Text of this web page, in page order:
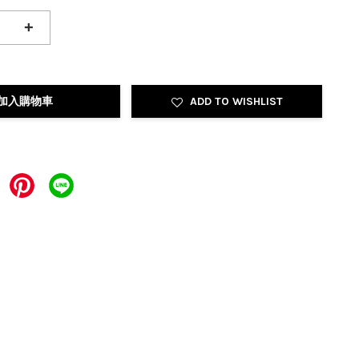
+
入購物車 ADD TO WISHLIST